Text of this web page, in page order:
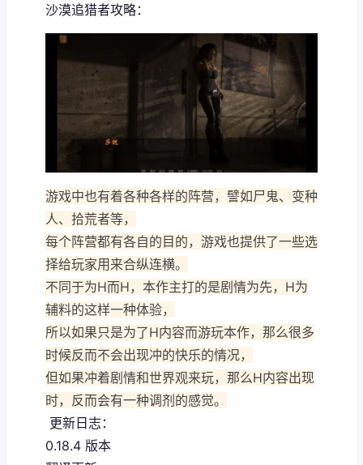
沙漠追猎者攻略：
游戏中也有着各种各样的阵营，譬如尸鬼、变种
人、拾荒者等，
每个阵营都有各自的目的，游戏也提供了一些选
择给玩家用来合纵连横。
不同于为H而H，本作主打的是剧情为先，H为
辅料的这样一种体验，
所以如果只是为了H内容而游玩本作，那么很多
时候反而不会出现冲的快乐的情况，
但如果冲着剧情和世界观来玩，那么H内容出现
时，反而会有一种调剂的感觉。
更新日志：
0.18.4 版本